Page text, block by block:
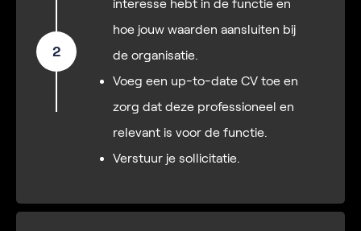
2
interesse hebt in de functie en
hoe jouw waarden aansluiten bij
de organisatie.
Voeg een up-to-date CV toe en
zorg dat deze professioneel en
relevant is voor de functie.
Verstuur je sollicitatie.